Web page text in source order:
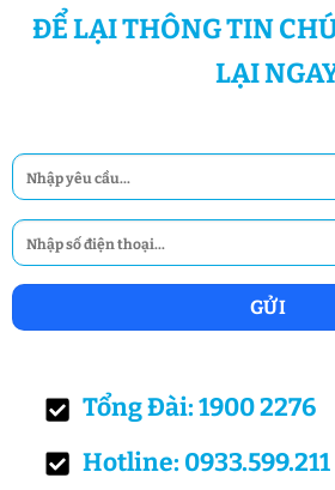
ĐỂ LẠI THÔNG TIN
LẠI
Tổng Đài: 1900 2276
Hotline: 0933.599.211